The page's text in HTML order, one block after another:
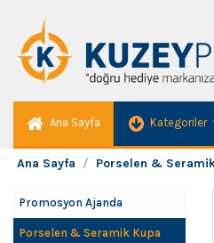
Ana Sayfa Kategoriler
Ana Sayfa Porselen &
Promosyon Ajanda
Porselen & Seramik Kupa